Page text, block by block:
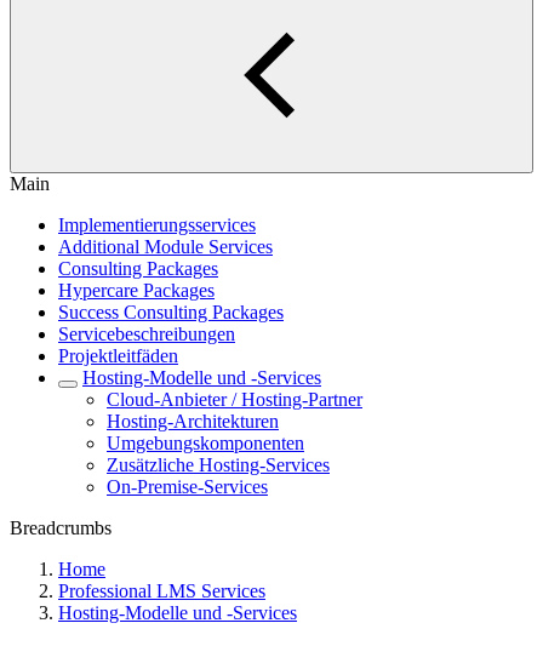
Main
Implementierungsservices
Additional Module Services
Consulting Packages
Hypercare Packages
Success Consulting Packages
Servicebeschreibungen
Projektleitfäden
Hosting-Modelle und -Services
Cloud-Anbieter / Hosting-Partner
Hosting-Architekturen
Umgebungskomponenten
Zusätzliche Hosting-Services
On-Premise-Services
Breadcrumbs
Home
Professional LMS Services
Hosting-Modelle und -Services